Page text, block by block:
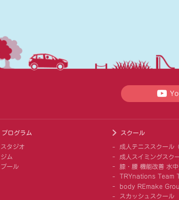
プログラム
スタジオ
ジム
プール
スクール
成人テニススクール
成人スイミングスク
膝・腰 機能改善 水
TRYnations Team
body REmake
スカッシュスクール